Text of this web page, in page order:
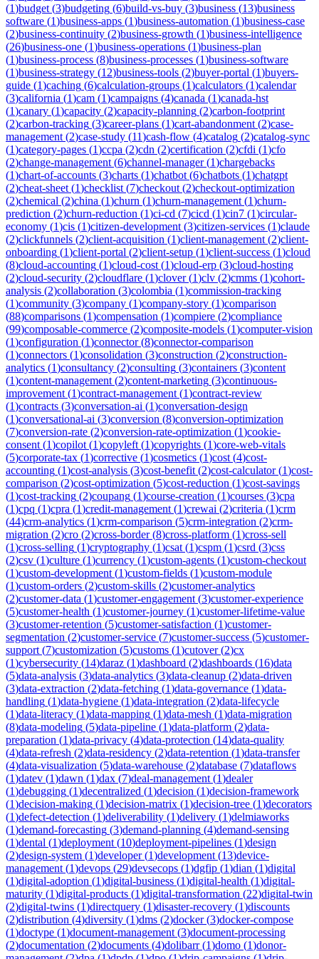
(1)budget (3)budgeting (6)build-vs-buy (3)business (13)business
software (1)business-apps (1)business-automation (1)business-case
(2)business-continuity (2)business-growth (1)business-intelligence
(26)business-one (1)business-operations (1)business-plan
(1)business-process (8)business-processes (1)business-software
(1)business-strategy (12)business-tools (2)buyer-portal (1)buyers-
guide (1)caching (6)calculation-groups (1)calculators (1)calendar
(3)california (1)cam (1)campaigns (4)canada (1)canada-hst
(1)canary (1)capacity (2)capacity-planning (2)carbon-footprint
(2)carbon-tracking (3)career-plans (1)cart-abandonment (2)case-
management (2)case-study (11)cash-flow (4)catalog (2)catalog-sync
(1)category-pages (1)ccpa (2)cdn (2)certification (2)cfdi (1)cfo
(2)change-management (6)channel-manager(1)chargebacks
(1)chart-of-accounts (3)charts (1)chatbot (6)chatbots (1)chatgpt
(2)cheat-sheet (1)checklist (7)checkout (2)checkout-optimization
(2)chemical (2)china (1)churn (1)churn-management (1)churn-
prediction (2)churn-reduction (1)ci-cd (7)cicd (1)cin7 (1)circular-
economy (1)cis (1)citizen-development (3)citizen-services (1)claude
(2)clickfunnels (2)client-acquisition (1)client-management (2)client-
onboarding (1)client-portal (2)client-setup (1)client-success (1)cloud
(8)cloud-accounting (1)cloud-cost (1)cloud-erp (3)cloud-hosting
(2)cloud-security (2)cloudflare (1)clover(1)clv (2)cmms (1)cohort-
analysis (2)collaboration (3)colombia (1)commission-tracking
(1)community (3)company (1)company-story (1)comparison
(88)comparisons (1)compensation (1)compiere (2)compliance
(99)composable-commerce (2)composite-models (1)computer-vision
(1)configuration (1)connector(8)connector-comparison
(1)connectors (1)consolidation (3)construction (2)construction-
analytics (1)consultancy (2)consulting (3)containers (3)content
(1)content-management (2)content-marketing (3)continuous-
improvement (1)contract-management (1)contract-review
(1)contracts (3)conversation-ai (1)conversation-design
(1)conversational-ai (3)conversion (8)conversion-optimization
(7)conversion-rate (2)conversion-rate-optimization (1)cookie-
consent (1)copilot (1)copyleft (1)copyrights (1)core-web-vitals
(5)corporate-tax (1)corrective (1)cosmetics (1)cost (4)cost-
accounting (1)cost-analysis (3)cost-benefit (2)cost-calculator(1)cost-
comparison (2)cost-optimization (5)cost-reduction (1)cost-savings
(1)cost-tracking (2)coupang (1)course-creation (1)courses (3)cpa
(1)cpq (1)cpra (1)credit-management (1)crewai (2)criteria (1)crm
(44)crm-analytics (1)crm-comparison (5)crm-integration (2)crm-
migration (2)cro (2)cross-border(8)cross-platform (1)cross-sell
(1)cross-selling (1)cryptography (1)csat (1)cspm (1)csrd (3)css
(2)csv (1)culture (1)currency (1)custom-agents (1)custom-checkout
(1)custom-development (1)custom-fields (1)custom-module
(1)custom-orders (2)custom-skills (2)customer-analytics
(2)customer-data (1)customer-engagement (3)customer-experience
(5)customer-health (1)customer-journey (1)customer-lifetime-value
(3)customer-retention (5)customer-satisfaction (1)customer-
segmentation (2)customer-service (7)customer-success (5)customer-
support (7)customization (5)customs (1)cutover(2)cx
(1)cybersecurity (14)daraz (1)dashboard (2)dashboards (16)data
(5)data-analysis (3)data-analytics (3)data-cleanup (2)data-driven
(3)data-extraction (2)data-fetching (1)data-governance (1)data-
handling (1)data-hygiene (1)data-integration (2)data-lifecycle
(1)data-literacy (1)data-mapping (1)data-mesh (1)data-migration
(8)data-modeling (5)data-pipeline (1)data-platform (2)data-
preparation (1)data-privacy (4)data-protection (14)data-quality
(4)data-refresh (2)data-residency (2)data-retention (1)data-transfer
(4)data-visualization (5)data-warehouse (2)database (7)dataflows
(1)datev (1)dawn (1)dax (7)deal-management (1)dealer
(1)debugging (1)decentralized (1)decision (1)decision-framework
(1)decision-making (1)decision-matrix (1)decision-tree (1)decorators
(1)defect-detection (1)deliverability (1)delivery (1)delmiaworks
(1)demand-forecasting (3)demand-planning (4)demand-sensing
(1)dental (1)deployment (10)deployment-pipelines (1)design
(2)design-system (1)developer(1)development (13)device-
management (1)devops (29)devsecops (1)dgfip (1)dian (1)digital
(1)digital-adoption (1)digital-business (1)digital-health (1)digital-
maturity (1)digital-products (1)digital-transformation (22)digital-twin
(2)digital-twins (1)directquery (1)disaster-recovery (1)discounts
(2)distribution (4)diversity (1)dms (2)docker(3)docker-compose
(1)doctype (1)document-management (3)document-processing
(2)documentation (2)documents (4)dolibarr(1)domo (1)donor-